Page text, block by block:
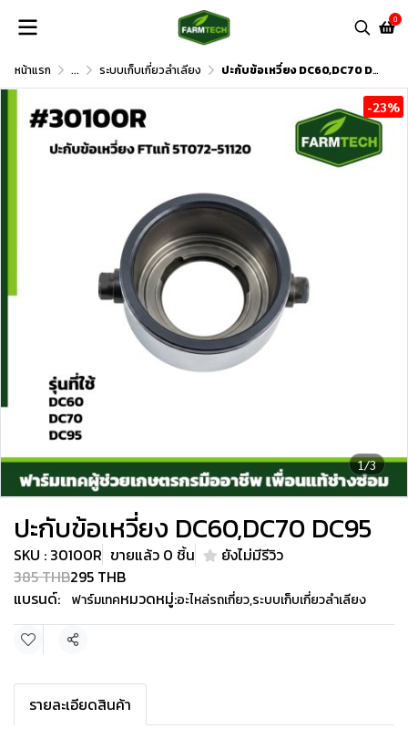
0
หน้าแรก ... ระบบเก็บเกี่ยวลำเลียง ปะกับข้อเหวี่ยง DC60,DC70 DC95
1/3
-23%
ปะกับข้อเหวี่ยง DC60,DC70 DC95
SKU : 30100R ขายแล้ว 0 ชิ้น
ยังไม่มีรีวิว
385 THB295 THB
แบรนด์:
ฟาร์มเทคหมวดหมู่:อะไหล่รถเกี่ยว,ระบบเก็บเกี่ยวลำเลียง
แชร์
รายละเอียดสินค้า